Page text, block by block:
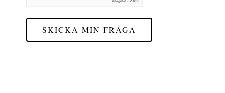
SKICKA MIN FRÅGA